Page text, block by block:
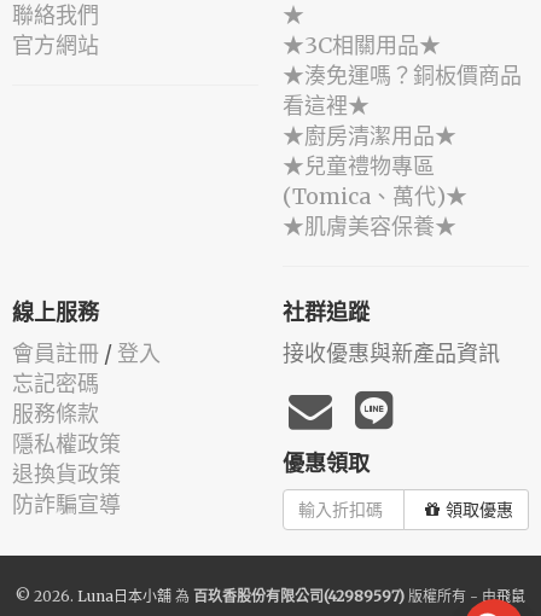
聯絡我們
官方網站
★
★3C相關用品★
★湊免運嗎？銅板價商品
看這裡★
★廚房清潔用品★
★兒童禮物專區
(Tomica、萬代)★
★肌膚美容保養★
線上服務
會員註冊 / 登入
忘記密碼
服務條款
隱私權政策
退換貨政策
防詐騙宣導
社群追蹤
接收優惠與新產品資訊
優惠領取
領取優惠
© 2026. Luna日本小舖 為 百玖香股份有限公司(42989597) 版權所有 - 由飛鼠